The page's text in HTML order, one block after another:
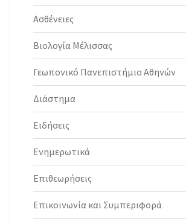
Ασθένειες
Βιολογία Μέλισσας
Γεωπονικό Πανεπιστήμιο Αθηνών
Διάστημα
Ειδήσεις
Ενημερωτικά
Επιθεωρήσεις
Επικοινωνία και Συμπεριφορά